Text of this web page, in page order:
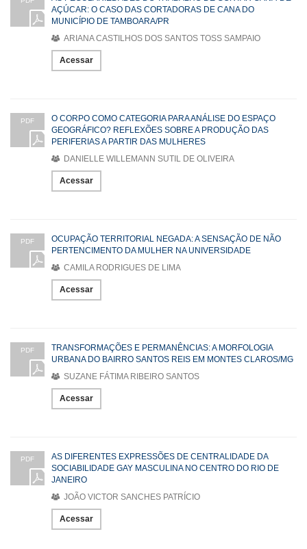
AÇÚCAR: O CASO DAS CORTADORAS DE CANA DO
MUNICÍPIO DE TAMBOARA/PR
ARIANA CASTILHOS DOS SANTOS TOSS SAMPAIO
Acessar
PDF
O CORPO COMO CATEGORIA PARA ANÁLISE DO ESPAÇO
GEOGRÁFICO? REFLEXÕES SOBRE A PRODUÇÃO DAS
PERIFERIAS A PARTIR DAS MULHERES
DANIELLE WILLEMANN SUTIL DE OLIVEIRA
Acessar
PDF
OCUPAÇÃO TERRITORIAL NEGADA: A SENSAÇÃO DE NÃO
PERTENCIMENTO DA MULHER NA UNIVERSIDADE
CAMILA RODRIGUES DE LIMA
Acessar
PDF
TRANSFORMAÇÕES E PERMANÊNCIAS: A MORFOLOGIA
URBANA DO BAIRRO SANTOS REIS EM MONTES CLAROS/MG
SUZANE FÁTIMA RIBEIRO SANTOS
Acessar
PDF
AS DIFERENTES EXPRESSÕES DE CENTRALIDADE DA
SOCIABILIDADE GAY MASCULINA NO CENTRO DO RIO DE
JANEIRO
JOÃO VICTOR SANCHES PATRÍCIO
Acessar